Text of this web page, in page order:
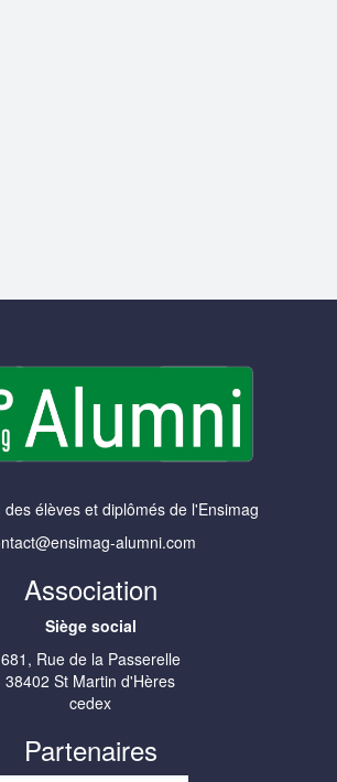
des élèves et diplômés de l'Ensimag
alumni.com
Association
Siège social
681, Rue de la Passerelle
38402 St Martin d'Hères
cedex
Partenaires